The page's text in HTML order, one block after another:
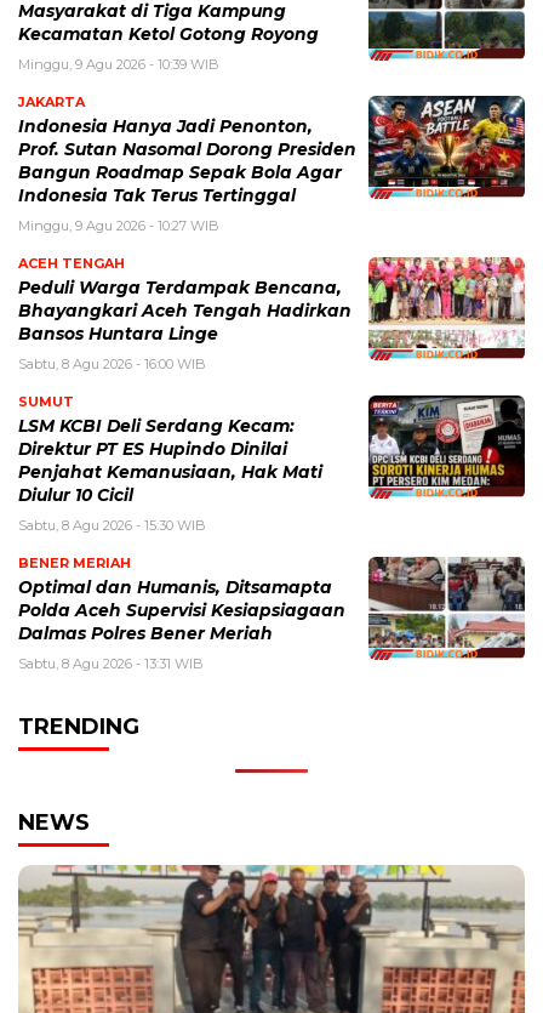
Masyarakat di Tiga Kampung
Kecamatan Ketol Gotong Royong
Minggu, 9 Agu 2026 - 10:39 WIB
JAKARTA
Indonesia Hanya Jadi Penonton,
Prof. Sutan Nasomal Dorong Presiden
Bangun Roadmap Sepak Bola Agar
Indonesia Tak Terus Tertinggal
Minggu, 9 Agu 2026 - 10:27 WIB
ACEH TENGAH
Peduli Warga Terdampak Bencana,
Bhayangkari Aceh Tengah Hadirkan
Bansos Huntara Linge
Sabtu, 8 Agu 2026 - 16:00 WIB
SUMUT
LSM KCBI Deli Serdang Kecam:
Direktur PT ES Hupindo Dinilai
Penjahat Kemanusiaan, Hak Mati
Diulur 10 Cicil
Sabtu, 8 Agu 2026 - 15:30 WIB
BENER MERIAH
Optimal dan Humanis, Ditsamapta
Polda Aceh Supervisi Kesiapsiagaan
Dalmas Polres Bener Meriah
Sabtu, 8 Agu 2026 - 13:31 WIB
TRENDING
NEWS